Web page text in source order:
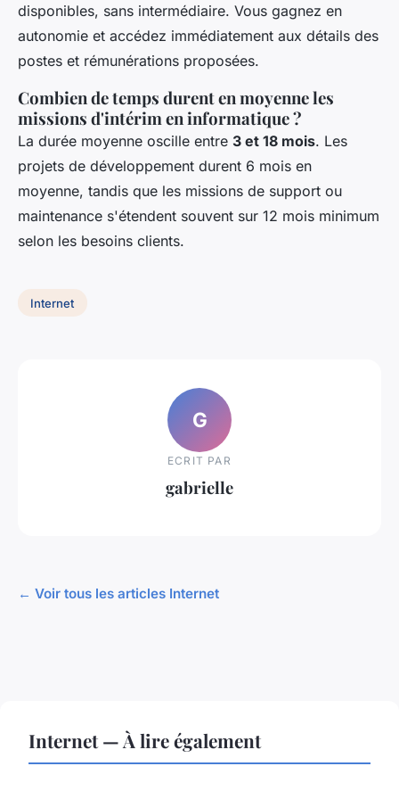
disponibles, sans intermédiaire. Vous gagnez en
autonomie et accédez immédiatement aux détails des
postes et rémunérations proposées.
Combien de temps durent en moyenne les
missions d'intérim en informatique ?
La durée moyenne oscille entre 3 et 18 mois. Les
projets de développement durent 6 mois en
moyenne, tandis que les missions de support ou
maintenance s'étendent souvent sur 12 mois minimum
selon les besoins clients.
Internet
G
ECRIT PAR
gabrielle
← Voir tous les articles Internet
Internet — À lire également